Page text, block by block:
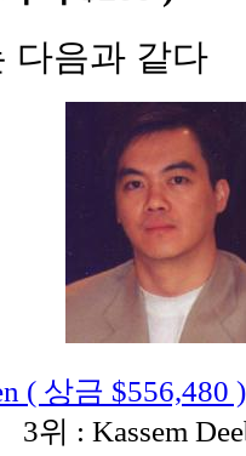
다음과 같다
( 상금 $556,480 )
위 : Kassem